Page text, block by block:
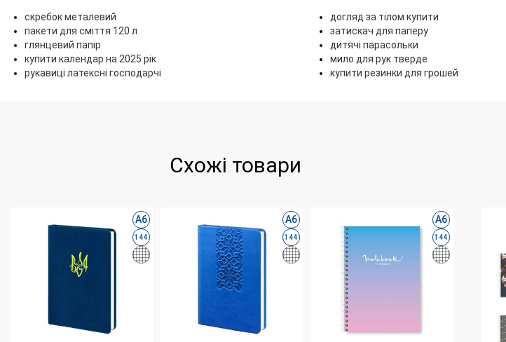
скребок металевий
пакети для сміття 120 л
глянцевий папір
купити календар на 2025 рік
рукавиці латексні господарчі
догляд за тілом купити
затискач для паперу
дитячі парасольки
мило для рук тверде
купити резинки для грошей
Схожі товари
А6
144
А6
144
А6
144